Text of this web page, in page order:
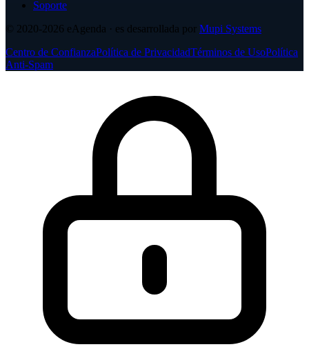
Soporte
© 2020-2026 eAgenda · es desarrollada por Mupi Systems
Centro de ConfianzaPolítica de PrivacidadTérminos de UsoPolítica
Anti-Spam